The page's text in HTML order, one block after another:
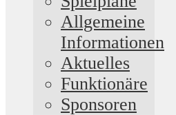
Allgemeine
Informationen
Aktuelles
Funktionäre
Sponsoren